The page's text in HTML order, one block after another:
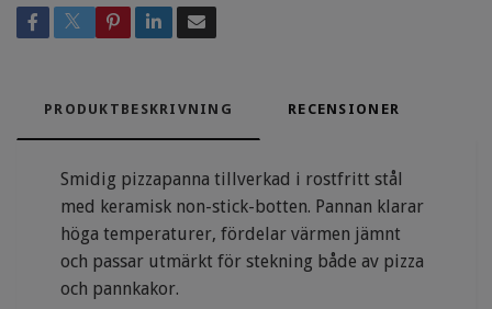
PRODUKTBESKRIVNING RECENSIONER
Smidig pizzapanna tillverkad i rostfritt stål
med keramisk non-stick-botten. Pannan klarar
höga temperaturer, fördelar värmen jämnt
och passar utmärkt för stekning både av pizza
och pannkakor.